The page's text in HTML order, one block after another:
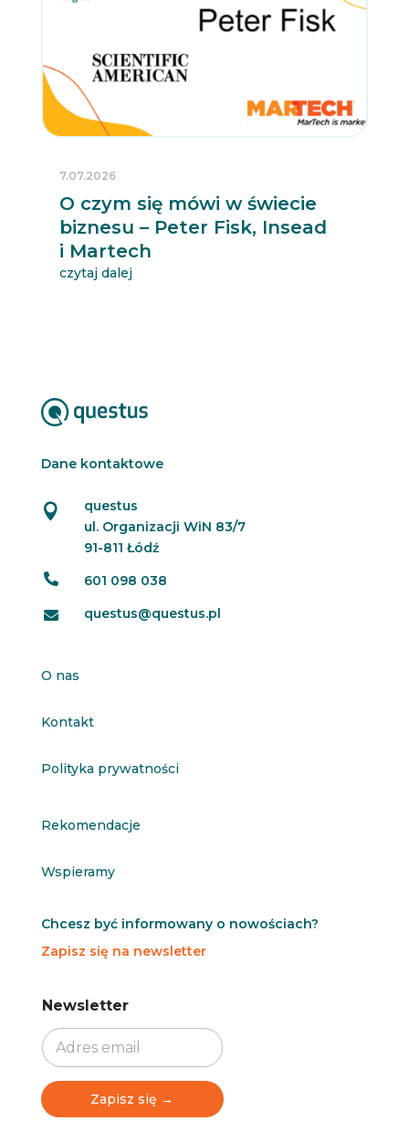
O czym się mówi w świecie
biznesu – Peter Fisk, Insead
i Martech
7.07.2026
czytaj dalej
Dane kontaktowe

questus
ul. Organizacji WiN 83/7
91-811 Łódź
 601 098 038
 questus@questus.pl
O nas
Kontakt
Polityka prywatności
Rekomendacje
Wspieramy
Chcesz być informowany o nowościach?
Zapisz się na newsletter
e
w
s
l
t
t
e
w
s
l
t
t
Newsletter
Zapisz się →